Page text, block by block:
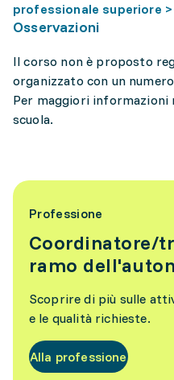
professionale superiore
Osservazioni
Il corso non è proposto
organizzato con un
Per maggiori informazioni
scuola.
Professione
Coordinatore/
ramo
Scoprire di più sulle
e le qualità richieste.
Alla professione